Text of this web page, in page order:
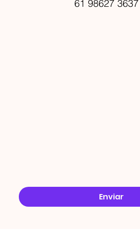
Enviar
61 98627 3637